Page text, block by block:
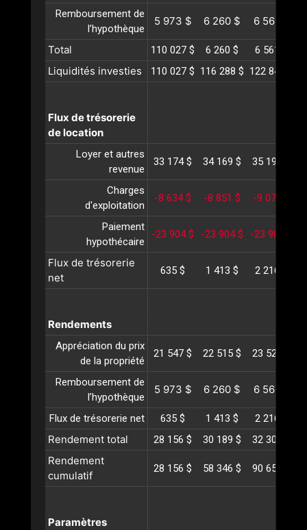
Remboursement de
l’hypothèque
5 973 $ 6 260 $ 6 561 $
Total 110 027 $ 6 260 $ 6 561 $
Liquidités investies 110 027 $ 116 288 $ 122 849 $
Flux de trésorerie
de location
Loyer et autres
revenue
33 174 $ 34 169 $ 35 194 $
Charges
d'exploitation
-8 634 $ -8 851 $ -9 073 $
Paiement
hypothécaire
-23 904 $ -23 904 $ -23 904 $
Flux de trésorerie
net
635 $ 1 413 $ 2 216 $
Rendements
Appréciation du prix
de la propriété
21 547 $ 22 515 $ 23 526 $
Remboursement de
l’hypothèque
5 973 $ 6 260 $ 6 561 $
Flux de trésorerie net 635 $ 1 413 $ 2 216 $
Rendement total 28 156 $ 30 189 $ 32 303 $
Rendement
cumulatif
28 156 $ 58 346 $ 90 650 $
Paramètres